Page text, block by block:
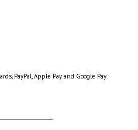
PayPal, Apple Pay and Google Pay